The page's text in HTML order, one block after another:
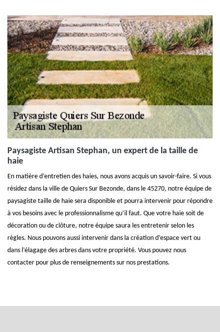
Paysagiste Artisan Stephan, un expert de la taille de
haie
En matière d’entretien des haies, nous avons acquis un savoir-faire. Si vous
résidez dans la ville de Quiers Sur Bezonde, dans le 45270, notre équipe de
paysagiste taille de haie sera disponible et pourra intervenir pour répondre
à vos besoins avec le professionnalisme qu’il faut. Que votre haie soit de
décoration ou de clôture, notre équipe saura les entretenir selon les
règles. Nous pouvons aussi intervenir dans la création d’espace vert ou
dans l’élagage des arbres dans votre propriété. Vous pouvez nous
contacter pour plus de renseignements sur nos prestations.